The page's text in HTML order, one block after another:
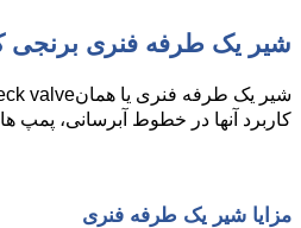
شیر یک طرفه فنری برنجی
شیر یک طرفه فنری یا همانvalve
کاربرد آنها در خطوط آبرسانی، پمپ
مزایا شیر یک طرفه فنری